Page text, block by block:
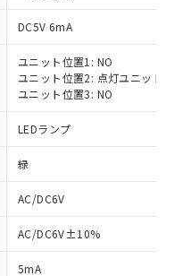
DC5V 6mA
ユニット位置1: NO
ユニット位置2: 点灯ユニット
ユニット位置3: NO
LEDランプ
緑
AC/DC6V
AC/DC6V±10%
5mA
、同意のうえ
（10物質）の
供可能な商品で
物質）の非含
る予定のある
（10物質）の
応品を出す予